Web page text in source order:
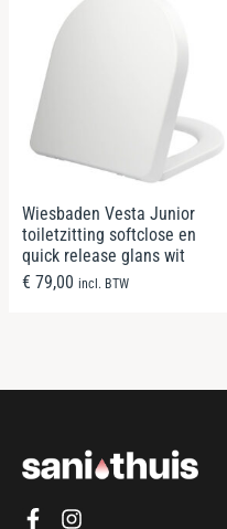
Wiesbaden Vesta Junior
toiletzitting softclose en
quick release glans wit
€ 79,00 incl. BTW